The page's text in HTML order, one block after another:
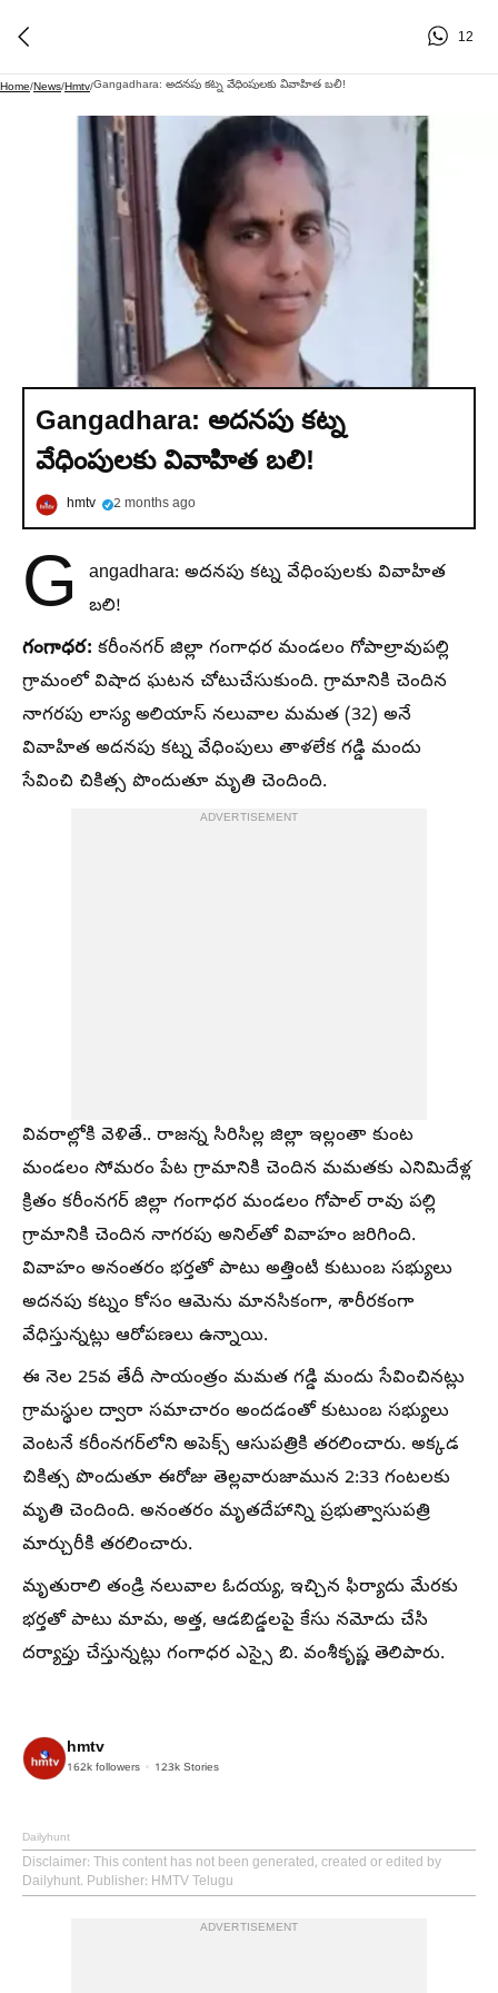
12
Home/News/Hmtv/Gangadhara: అదనపు కట్న వేధింపులకు వివాహిత బలి!
Gangadhara: అదనపు కట్న
వేధింపులకు వివాహిత బలి!
hmtv 2 months ago
G
angadhara: అదనపు కట్న వేధింపులకు వివాహిత
బలి!
గంగాధర: కరీంనగర్ జిల్లా గంగాధర మండలం గోపాల్రావుపల్లి
గ్రామంలో విషాద ఘటన చోటుచేసుకుంది. గ్రామానికి చెందిన
నాగరపు లాస్య అలియాస్ నలువాల మమత (32) అనే
వివాహిత అదనపు కట్న వేధింపులు తాళలేక గడ్డి మందు
సేవించి చికిత్స పొందుతూ మృతి చెందింది.
ADVERTISEMENT
వివరాల్లోకి వెళితే.. రాజన్న సిరిసిల్ల జిల్లా ఇల్లంతా కుంట
మండలం సోమరం పేట గ్రామానికి చెందిన మమతకు ఎనిమిదేళ్ల
క్రితం కరీంనగర్ జిల్లా గంగాధర మండలం గోపాల్ రావు పల్లి
గ్రామానికి చెందిన నాగరపు అనిల్‌తో వివాహం జరిగింది.
వివాహం అనంతరం భర్తతో పాటు అత్తింటి కుటుంబ సభ్యులు
అదనపు కట్నం కోసం ఆమెను మానసికంగా, శారీరకంగా
వేధిస్తున్నట్లు ఆరోపణలు ఉన్నాయి.
ఈ నెల 25వ తేదీ సాయంత్రం మమత గడ్డి మందు సేవించినట్లు
గ్రామస్థుల ద్వారా సమాచారం అందడంతో కుటుంబ సభ్యులు
వెంటనే కరీంనగర్‌లోని అపెక్స్ ఆసుపత్రికి తరలించారు. అక్కడ
చికిత్స పొందుతూ ఈరోజు తెల్లవారుజామున 2:33 గంటలకు
మృతి చెందింది. అనంతరం మృతదేహాన్ని ప్రభుత్వాసుపత్రి
మార్చురీకి తరలించారు.
మృతురాలి తండ్రి నలువాల ఓదయ్య, ఇచ్చిన ఫిర్యాదు మేరకు
భర్తతో పాటు మామ, అత్త, ఆడబిడ్డలపై కేసు నమోదు చేసి
దర్యాప్తు చేస్తున్నట్లు గంగాధర ఎస్సై బి. వంశీకృష్ణ తెలిపారు.
hmtv
162k followers 123k Stories
Dailyhunt
Disclaimer: This content has not been generated, created or edited by
Dailyhunt. Publisher: HMTV Telugu
ADVERTISEMENT